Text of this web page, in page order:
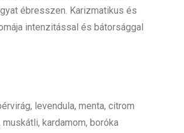
ébresszen. Karizmatikus és
intenzitással és bátorsággal
levendula, menta, citrom
muskátli, kardamom, boróka